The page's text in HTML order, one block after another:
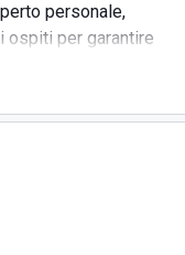
personale,
ospiti per garantire
fine, con un mare